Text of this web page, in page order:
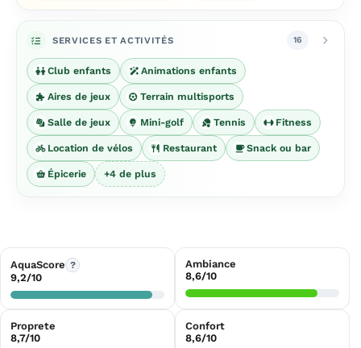
SERVICES ET ACTIVITÉS 16
Club enfants Animations enfants
Aires de jeux Terrain multisports
Salle de jeux Mini-golf Tennis Fitness
Location de vélos Restaurant Snack ou bar
Épicerie +4 de plus
AquaScore ?
9,2/10
Ambiance
8,6/10
Proprete
8,7/10
Confort
8,6/10